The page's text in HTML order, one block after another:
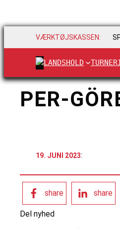
VÆRKTØJSKASSEN:
LANDSHOLD
PER-
19. JUNI 2023:
share share
Del nyhed